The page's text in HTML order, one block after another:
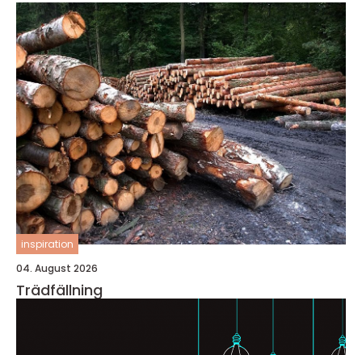
inspiration
04. August 2026
Trädfällning